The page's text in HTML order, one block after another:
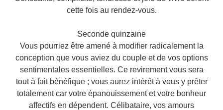
cette fois au rendez-vous.
Seconde quinzaine
Vous pourriez être amené à modifier radicalement la
conception que vous aviez du couple et de vos options
sentimentales essentielles. Ce revirement vous sera
tout à fait bénéfique ; vous aurez intérêt à vous y prêter
totalement car votre épanouissement et votre bonheur
affectifs en dépendent. Célibataire, vos amours